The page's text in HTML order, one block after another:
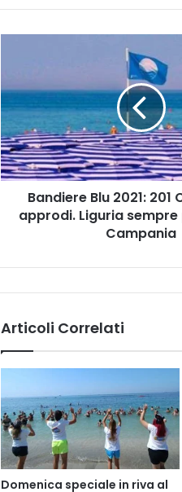
201
Comuni
81
approdi.
Liguria
sempre
prima,
Bandiere Blu 2021: 201
approdi. Liguria
Campania
Articoli Correlati
Domenica speciale in riva al